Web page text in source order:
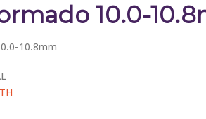
10.0-
10.8mm